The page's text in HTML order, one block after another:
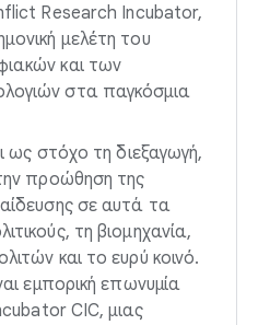
Research Incubator,
μελέτη του
και των
στα παγκόσμια
ως στόχο τη διεξαγωγή,
προώθηση της
σε αυτά τα
τη βιομηχανία,
και το ευρύ κοινό.
εμπορική επωνυμία
CIC, μιας